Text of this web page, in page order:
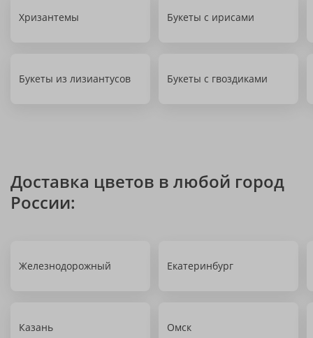
Хризантемы Букеты с ирисами
Букеты из лизиантусов Букеты с гвоздиками
Доставка цветов в любой город
России:
Железнодорожный Екатеринбург
Казань Омск